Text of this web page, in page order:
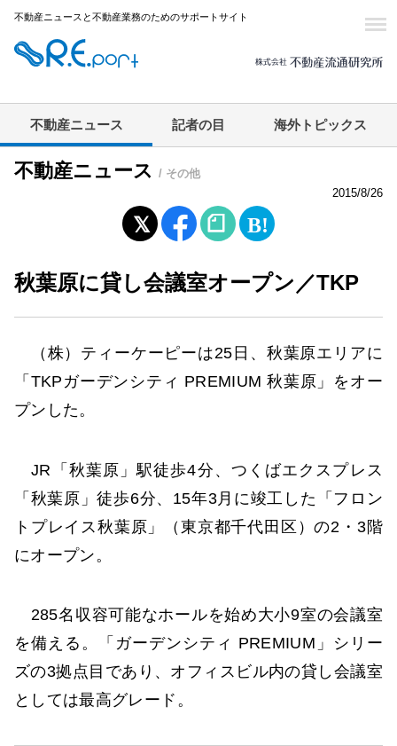
不動産ニュースと不動産業務のためのサポートサイト
不動産ニュース 記者の目 海外トピックス
不動産ニュース / その他
2015/8/26
秋葉原に貸し会議室オープン／TKP
（株）ティーケーピーは25日、秋葉原エリアに
「TKPガーデンシティ PREMIUM 秋葉原」をオー
プンした。
JR「秋葉原」駅徒歩4分、つくばエクスプレス
「秋葉原」徒歩6分、15年3月に竣工した「フロン
トプレイス秋葉原」（東京都千代田区）の2・3階
にオープン。
285名収容可能なホールを始め大小9室の会議室
を備える。「ガーデンシティ PREMIUM」シリー
ズの3拠点目であり、オフィスビル内の貸し会議室
としては最高グレード。